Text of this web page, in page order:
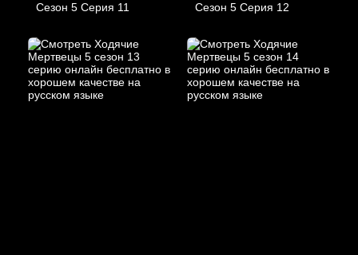
Сезон 5 Серия 11 Сезон 5 Серия 12